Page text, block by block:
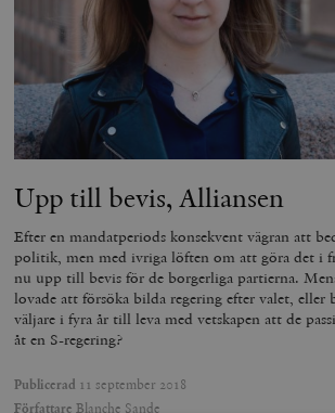
Upp till bevis, Alliansen
Efter en mandatperiods konsekvent vägran att
politik, men med ivriga löften om att göra det i
nu upp till bevis för de borgerliga partierna.
lovade att försöka bilda regering efter valet, eller
väljare i fyra år till leva med vetskapen att de
åt en S-regering?
Publicerad 11 september 2018
Författare Blanche Sande